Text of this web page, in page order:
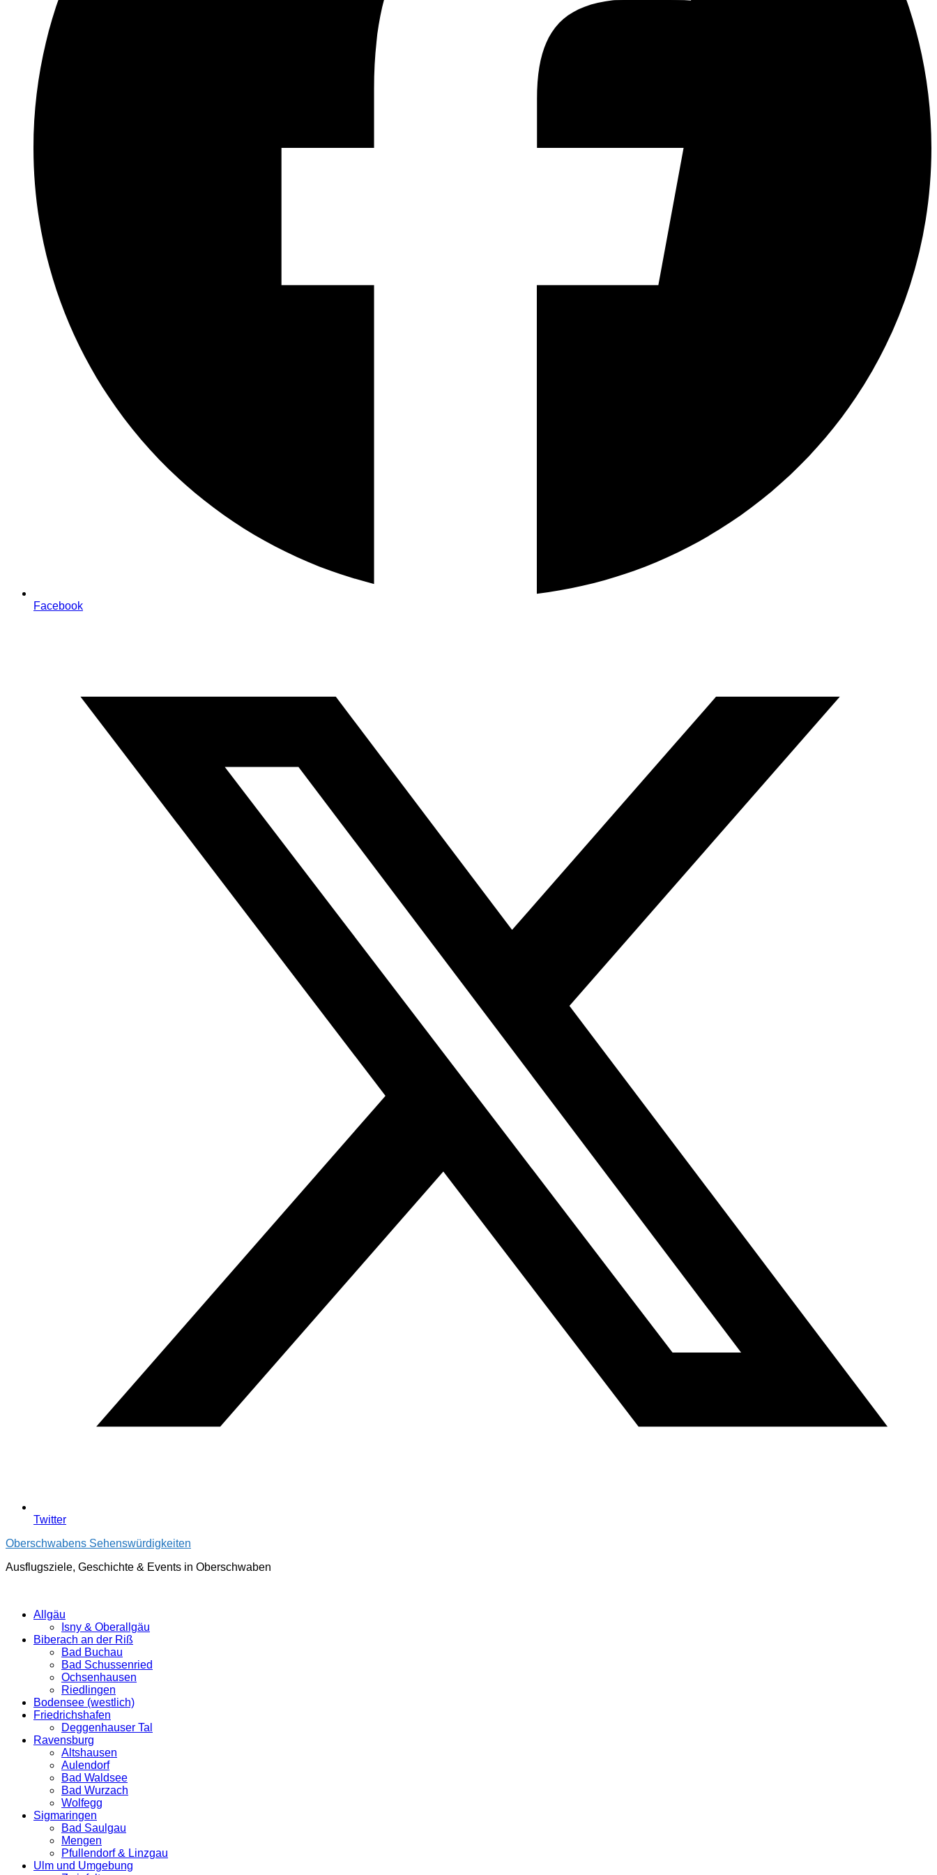
Facebook
Twitter
Oberschwabens Sehenswürdigkeiten
Ausflugsziele, Geschichte & Events in Oberschwaben
Allgäu
Isny & Oberallgäu
Biberach an der Riß
Bad Buchau
Bad Schussenried
Ochsenhausen
Riedlingen
Bodensee (westlich)
Friedrichshafen
Deggenhauser Tal
Ravensburg
Altshausen
Aulendorf
Bad Waldsee
Bad Wurzach
Wolfegg
Sigmaringen
Bad Saulgau
Mengen
Pfullendorf & Linzgau
Ulm und Umgebung